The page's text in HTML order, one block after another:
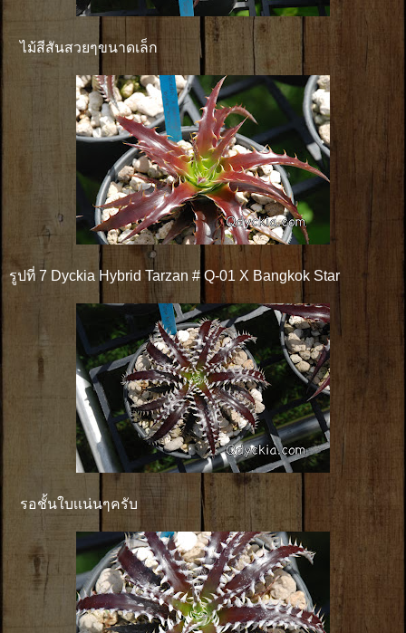
ไม้สีสันสวยๆขนาดเล็ก
รูปที่ 7 Dyckia Hybrid Tarzan # Q-01 X Bangkok Star
รอชั้นใบเเน่นๆครับ